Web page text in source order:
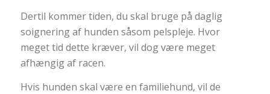
Dertil kommer tiden, du skal bruge på daglig
soignering af hunden såsom pelspleje. Hvor
meget tid dette kræver, vil dog være meget
afhængig af racen.
Hvis hunden skal være en familiehund, vil de